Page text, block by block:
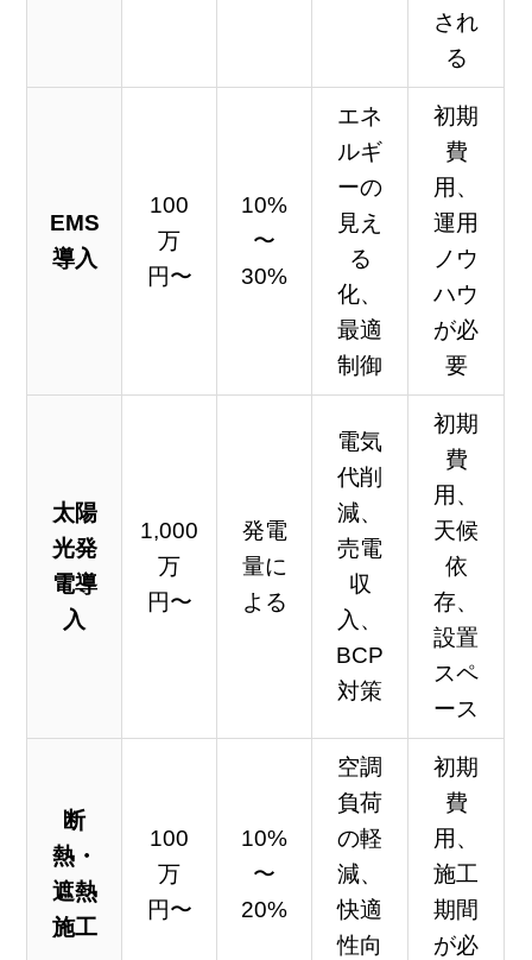
され
る
EMS
導入
100
万
円〜
10%
〜
30%
エネ
ルギ
ーの
見え
る
化、
最適
制御
初期
費
用、
運用
ノウ
ハウ
が必
要
太陽
光発
電導
入
1,000
万
円〜
発電
量に
よる
電気
代削
減、
売電
収
入、
BCP
対策
初期
費
用、
天候
依
存、
設置
スペ
ース
断
熱・
遮熱
施工
100
万
円〜
10%
〜
20%
空調
負荷
の軽
減、
快適
性向
初期
費
用、
施工
期間
が必